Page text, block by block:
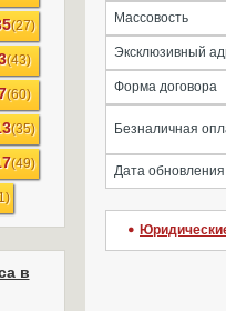
(27)
(43)
(60)
(35)
(49)
в
Массовость
Эксклюзивный
Форма договора
Безналичная
Дата обновления